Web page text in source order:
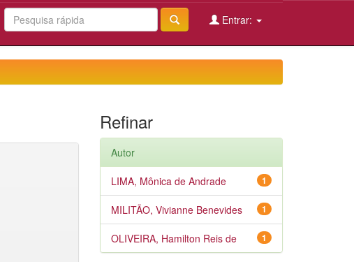
Entrar:
Refinar
Autor
1
LIMA, Mônica de Andrade
1
MILITÃO, Vivianne Benevides
1
OLIVEIRA, Hamilton Reis de